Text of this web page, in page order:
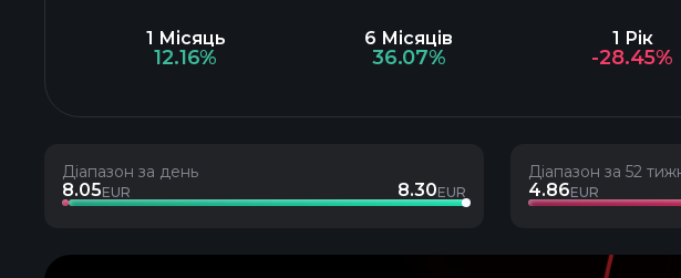
1 Місяць
12.16%
6 Місяців
36.07%
1 Рік
-28.45%
Діапазон за день
8.05EUR 8.30EUR
Діапазон за 52
4.86EUR